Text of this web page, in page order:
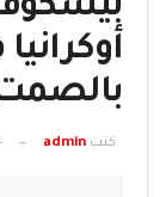
بالصمت
كتب admin